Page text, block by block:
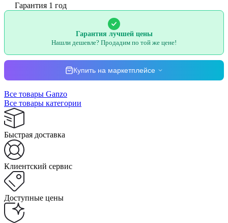
Гарантия 1 год
Гарантия лучшей цены
Нашли дешевле? Продадим по той же цене!
Купить на маркетплейсе
Все товары Ganzo
Все товары категории
Быстрая доставка
Клиентский сервис
Доступные цены